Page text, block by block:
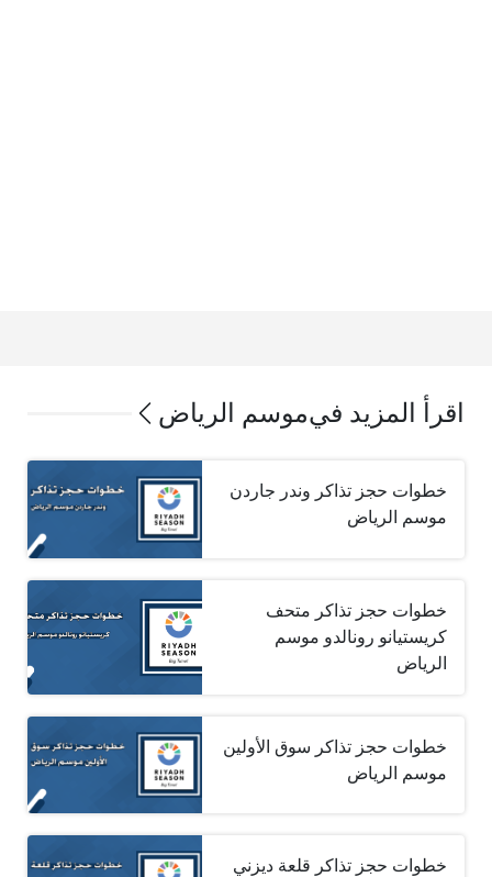
اقرأ المزيد فيموسم الرياض
خطوات حجز تذاكر وندر جاردن
موسم الرياض
خطوات حجز تذاكر متحف
كريستيانو رونالدو موسم
الرياض
خطوات حجز تذاكر سوق الأولين
موسم الرياض
خطوات حجز تذاكر قلعة ديزني